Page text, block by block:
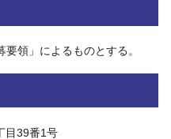
領」によるものとする。
目39番1号